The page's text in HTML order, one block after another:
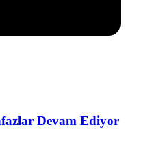
Devam Ediyor